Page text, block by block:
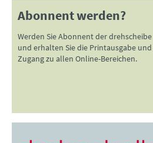
Abonnent werden?
Werden Sie Abonnent der drehscheibe
und erhalten Sie die Printausgabe und
Zugang zu allen Online-Bereichen.